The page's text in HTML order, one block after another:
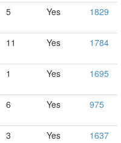
5 Yes 1829
11 Yes 1784
1 Yes 1695
6 Yes 975
3 Yes 1637